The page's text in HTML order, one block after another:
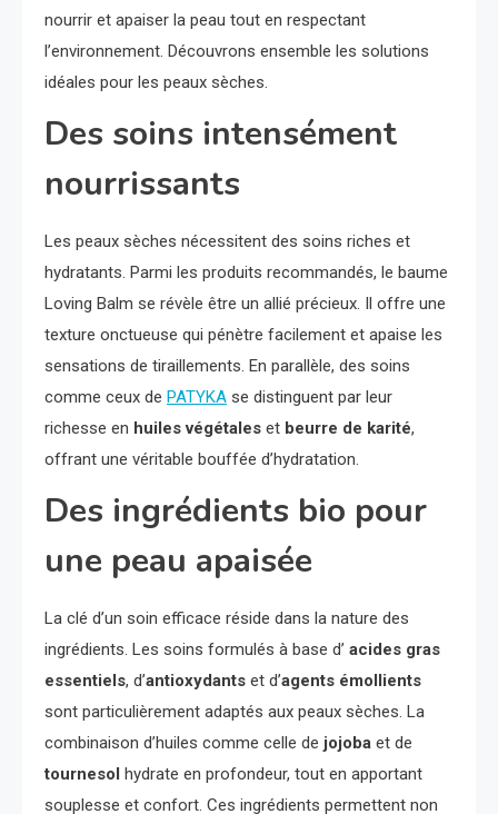
nourrir et apaiser la peau tout en respectant
l’environnement. Découvrons ensemble les solutions
idéales pour les peaux sèches.
Des soins intensément
nourrissants
Les peaux sèches nécessitent des soins riches et
hydratants. Parmi les produits recommandés, le baume
Loving Balm se révèle être un allié précieux. Il offre une
texture onctueuse qui pénètre facilement et apaise les
sensations de tiraillements. En parallèle, des soins
comme ceux de PATYKA se distinguent par leur
richesse en huiles végétales et beurre de karité,
offrant une véritable bouffée d’hydratation.
Des ingrédients bio pour
une peau apaisée
La clé d’un soin efficace réside dans la nature des
ingrédients. Les soins formulés à base d’ acides gras
essentiels, d’antioxydants et d’agents émollients
sont particulièrement adaptés aux peaux sèches. La
combinaison d’huiles comme celle de jojoba et de
tournesol hydrate en profondeur, tout en apportant
souplesse et confort. Ces ingrédients permettent non